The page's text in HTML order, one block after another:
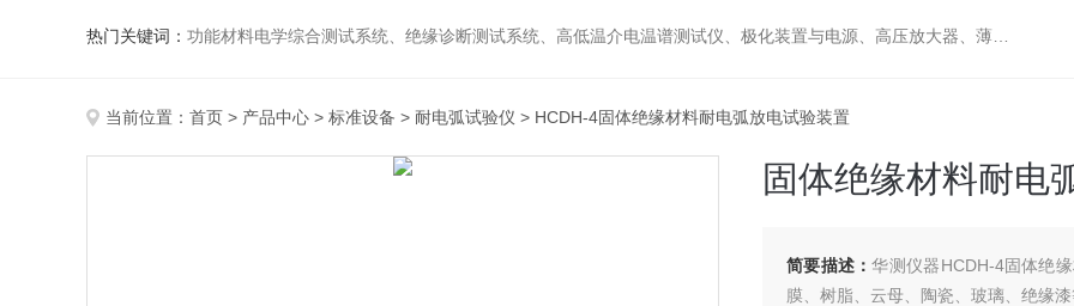
热门关键词： 功能材料电学综合测试系统、绝缘诊断测试系统、高低温介电温谱测试仪、极化装置与电源、高压放大器、薄膜极化、高低温冷热台、铁电压电热释电测试仪、绝缘材料电学性能综合测试平台、电击穿强度试验仪、耐电弧试验仪、高压漏电起痕测试仪、储能材料电学测控系统。
当前位置： 首页 > 产品中心 > 标准设备 > 耐电弧试验仪 > HCDH-4固体绝缘材料耐电弧放电试验装置
固体绝缘材料耐电
简要描述：华测仪器HCDH-4固体绝
膜、树脂、云母、陶瓷、玻璃、绝缘